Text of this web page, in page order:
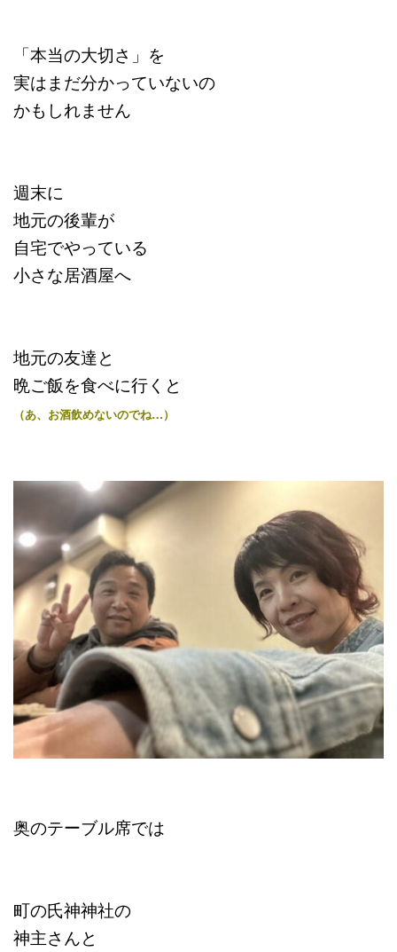
「本当の大切さ」を
実はまだ分かっていないの
かもしれません
週末に
地元の後輩が
自宅でやっている
小さな居酒屋へ
地元の友達と
晩ご飯を食べに行くと
（あ、お酒飲めないのでね…）
奥のテーブル席では
町の氏神神社の
神主さんと